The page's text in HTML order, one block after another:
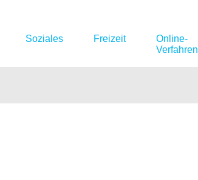
Soziales Freizeit
Online-
Verfahren